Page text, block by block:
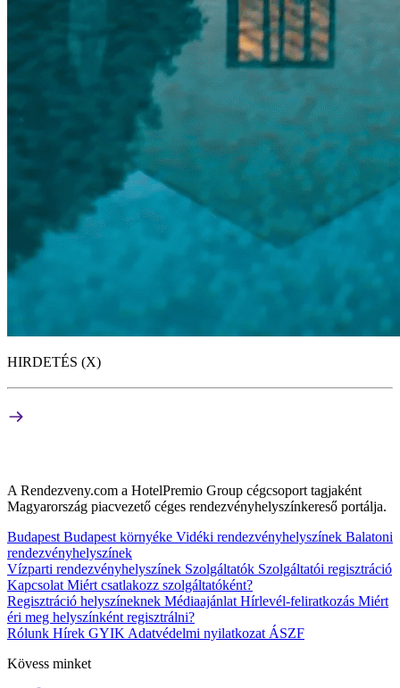
HIRDETÉS (X)
A Rendezveny.com a HotelPremio Group cégcsoport tagjaként
Magyarország piacvezető céges rendezvényhelyszínkereső portálja.
Budapest Budapest környéke Vidéki rendezvényhelyszínek Balatoni
rendezvényhelyszínek
Vízparti rendezvényhelyszínek Szolgáltatók Szolgáltatói regisztráció
Kapcsolat Miért csatlakozz szolgáltatóként?
Regisztráció helyszíneknek Médiaajánlat Hírlevél-feliratkozás Miért
éri meg helyszínként regisztrálni?
Rólunk Hírek GYIK Adatvédelmi nyilatkozat ÁSZF
Kövess minket